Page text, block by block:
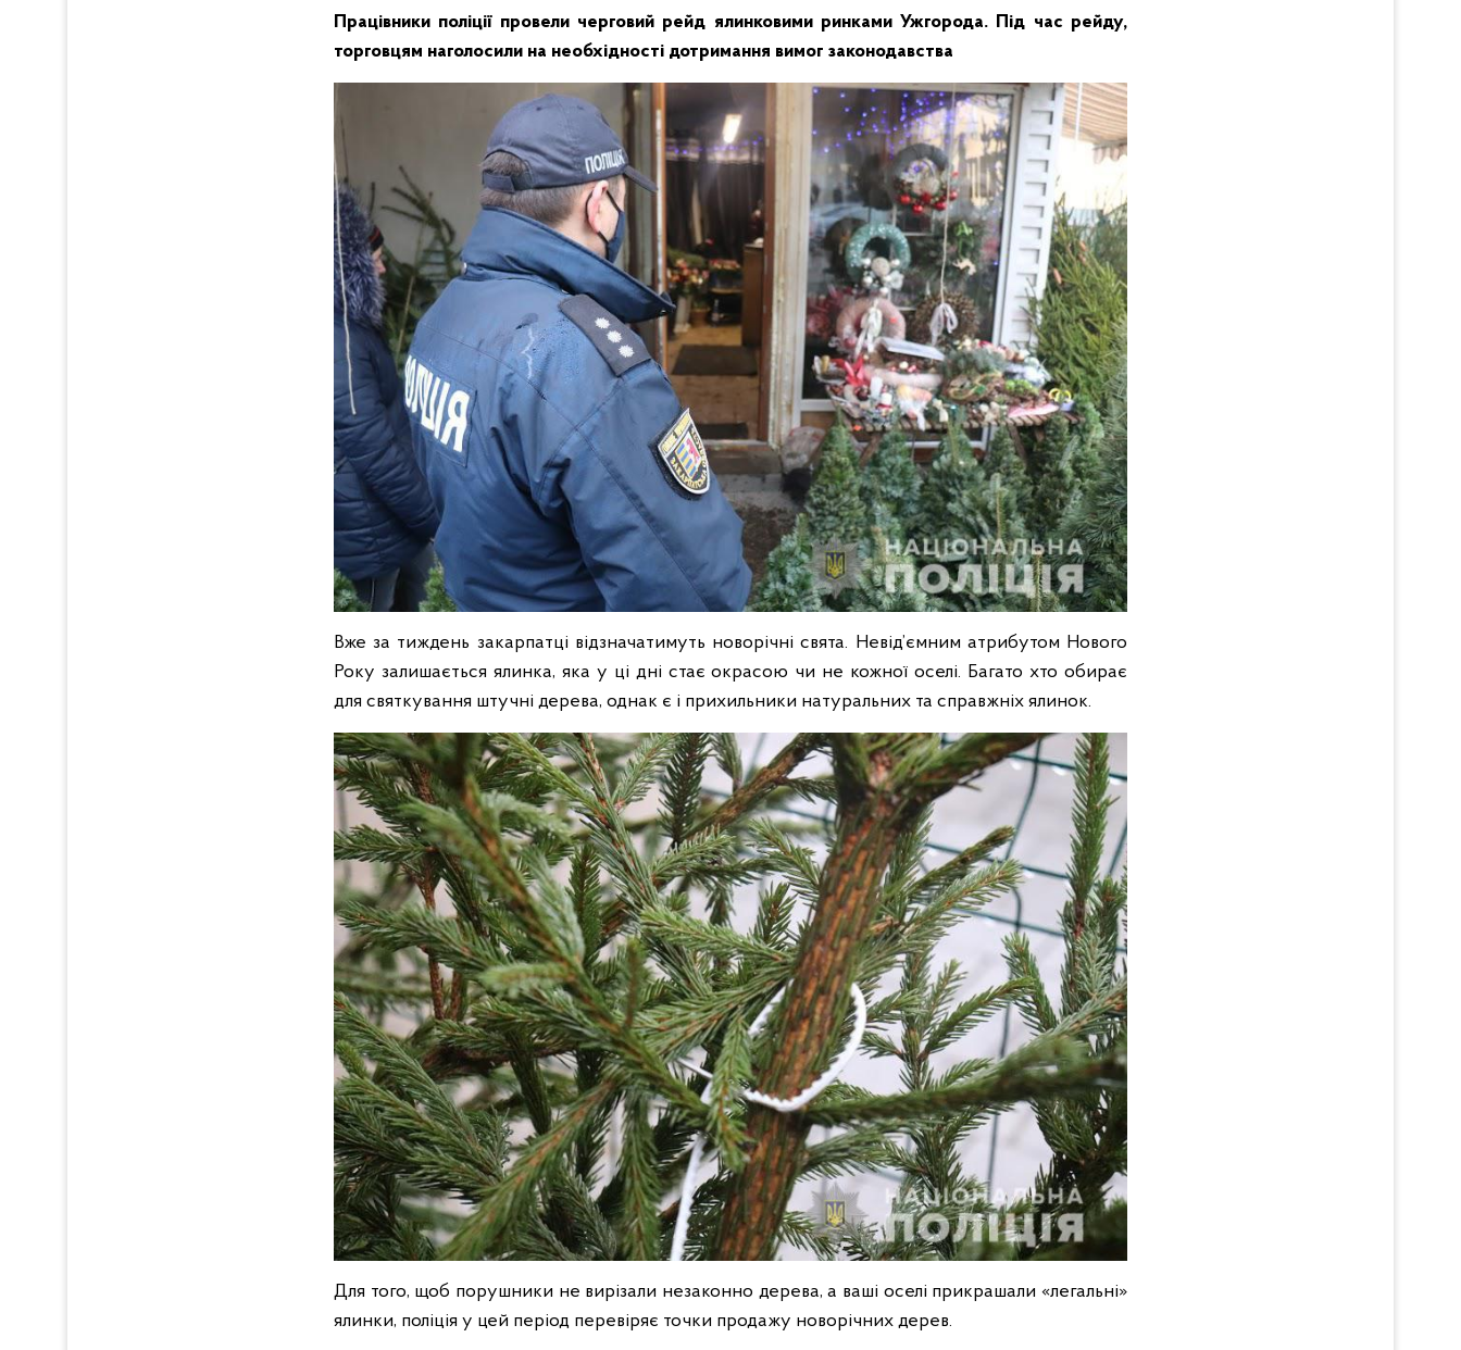
Працівники поліції провели черговий рейд ялинковими ринками Ужгорода. Під час рейду,
торговцям наголосили на необхідності дотримання вимог законодавства
Вже за тиждень закарпатці відзначатимуть новорічні свята. Невід’ємним атрибутом Нового
Року залишається ялинка, яка у ці дні стає окрасою чи не кожної оселі. Багато хто обирає
для святкування штучні дерева, однак є і прихильники натуральних та справжніх ялинок.
Для того, щоб порушники не вирізали незаконно дерева, а ваші оселі прикрашали «легальні»
ялинки, поліція у цей період перевіряє точки продажу новорічних дерев.